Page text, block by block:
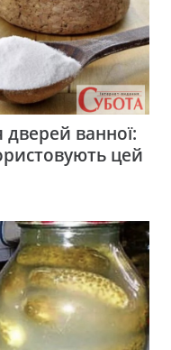
дверей ванної:
цей